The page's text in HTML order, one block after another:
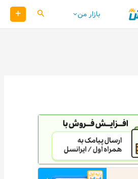
بازار من کاوش +